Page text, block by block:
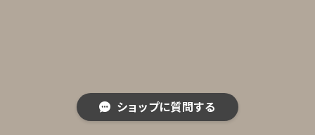
ショップに質問する